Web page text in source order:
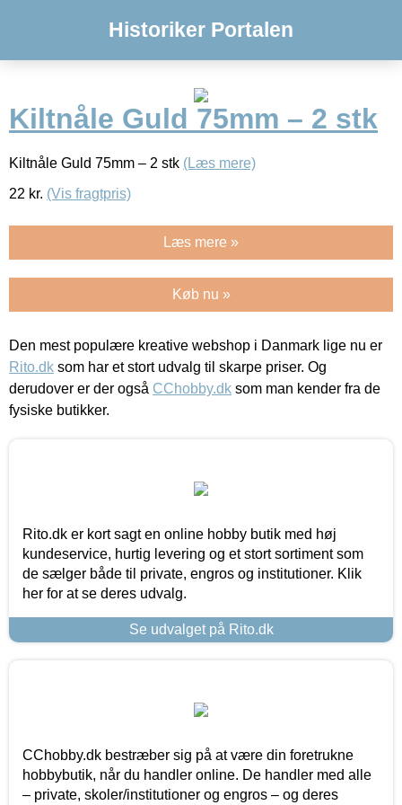
Historiker Portalen
Kiltnåle Guld 75mm – 2 stk
Kiltnåle Guld 75mm – 2 stk (Læs mere)
22 kr. (Vis fragtpris)
Læs mere »
Køb nu »
Den mest populære kreative webshop i Danmark lige nu er
Rito.dk som har et stort udvalg til skarpe priser. Og
derudover er der også CChobby.dk som man kender fra de
fysiske butikker.
Rito.dk er kort sagt en online hobby butik med høj
kundeservice, hurtig levering og et stort sortiment som
de sælger både til private, engros og institutioner. Klik
her for at se deres udvalg.
Se udvalget på Rito.dk
CChobby.dk bestræber sig på at være din foretrukne
hobbybutik, når du handler online. De handler med alle
– private, skoler/institutioner og engros – og deres